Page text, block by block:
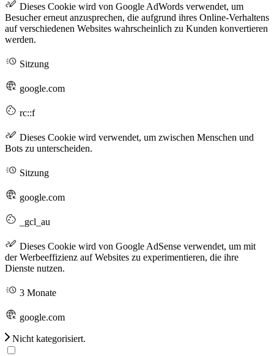
Dieses Cookie wird von Google AdWords verwendet, um
Besucher erneut anzusprechen, die aufgrund ihres Online-Verhaltens
auf verschiedenen Websites wahrscheinlich zu Kunden konvertieren
werden.
Sitzung
google.com
rc::f
Dieses Cookie wird verwendet, um zwischen Menschen und
Bots zu unterscheiden.
Sitzung
google.com
_gcl_au
Dieses Cookie wird von Google AdSense verwendet, um mit
der Werbeeffizienz auf Websites zu experimentieren, die ihre
Dienste nutzen.
3 Monate
google.com
Nicht kategorisiert.